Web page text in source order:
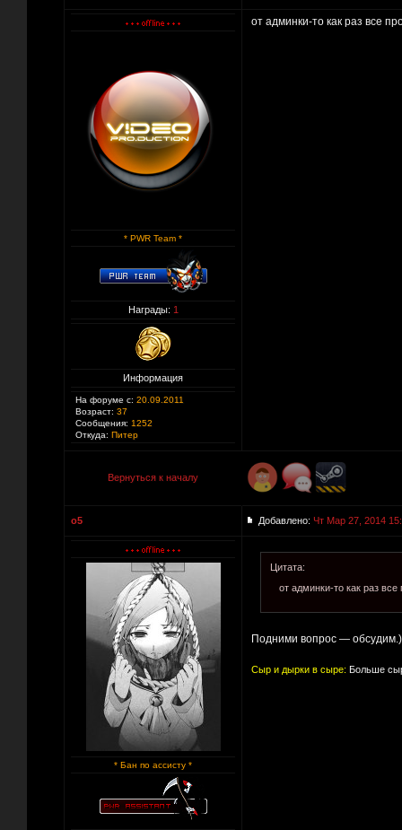
* PWR Team *
Награды: 1
Информация
На форуме с: 20.09.2011
Возраст: 37
Сообщения: 1252
Откуда: Питер
от админки-то как раз все
Вернуться к началу
o5 Добавлено: Чт Мар 27, 2014
* Бан по ассисту *
Цитата:
от админки-то как раз
Подними вопрос — обсудим.)
Сыр и дырки в сыре: Больше